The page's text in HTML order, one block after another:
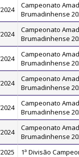
Campeonato
Brumadinhense
Campeonato
Brumadinhense
Campeonato
Brumadinhense
Campeonato
Brumadinhense
Campeonato
Brumadinhense
Campeonato
Brumadinhense
1ª Divisão